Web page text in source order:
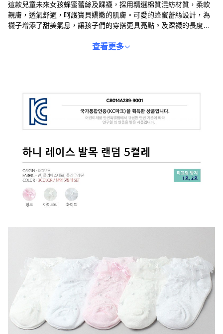
這款兒童未來女孩蜂蜜蕾絲及踝襪，採用精選棉質混紡材質，柔軟
親膚，透氣舒適，呵護寶貝嬌嫩的肌膚。可愛的蜂蜜蕾絲設計，為
襪子增添了甜美氣息，讓孩子們的穿搭更具亮點。及踝襪的長度設
的組合，讓您一次擁有多種色彩，輕鬆搭配不同的服裝。無論是日
查看更多